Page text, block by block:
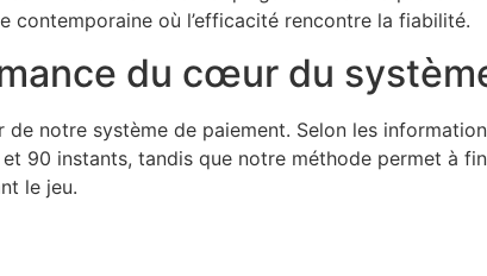
contemporaine où l’efficacité rencontre la fiabilité.
du cœur du
de notre système de paiement. Selon les
90 instants, tandis que notre méthode permet à
le jeu.